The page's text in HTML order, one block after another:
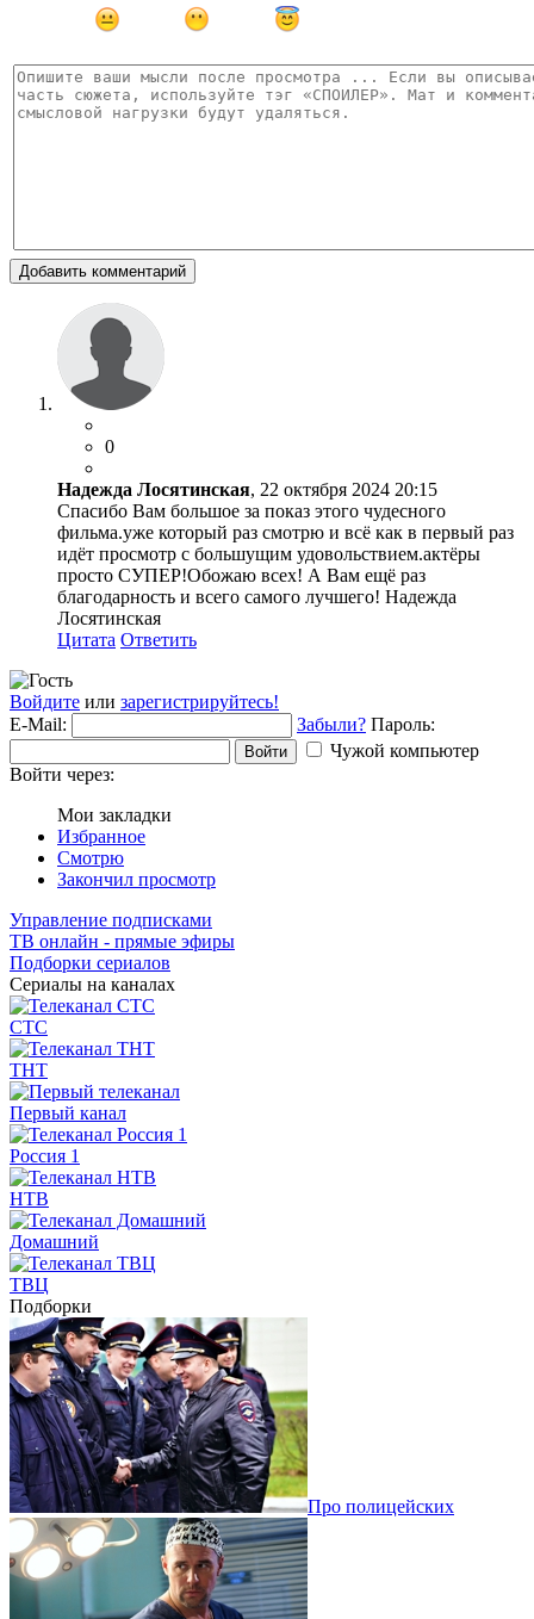
Добавить комментарий
0
Надежда Лосятинская, 22 октября 2024 20:15
Спасибо Вам большое за показ этого чудесного
фильма.уже который раз смотрю и всё как в первый раз
идёт просмотр с большущим удовольствием.актёры
просто СУПЕР!Обожаю всех! А Вам ещё раз
благодарность и всего самого лучшего! Надежда
Лосятинская
Цитата Ответить
Войдите или зарегистрируйтесь!
E-Mail:
Забыли? Пароль:
Войти
Чужой компьютер
Войти через:
Мои закладки
Избранное
Смотрю
Закончил просмотр
Управление подписками
ТВ онлайн - прямые эфиры
Подборки сериалов
Сериалы на каналах
СТС
ТНТ
Первый канал
Россия 1
НТВ
Домашний
ТВЦ
Подборки
Про полицейских